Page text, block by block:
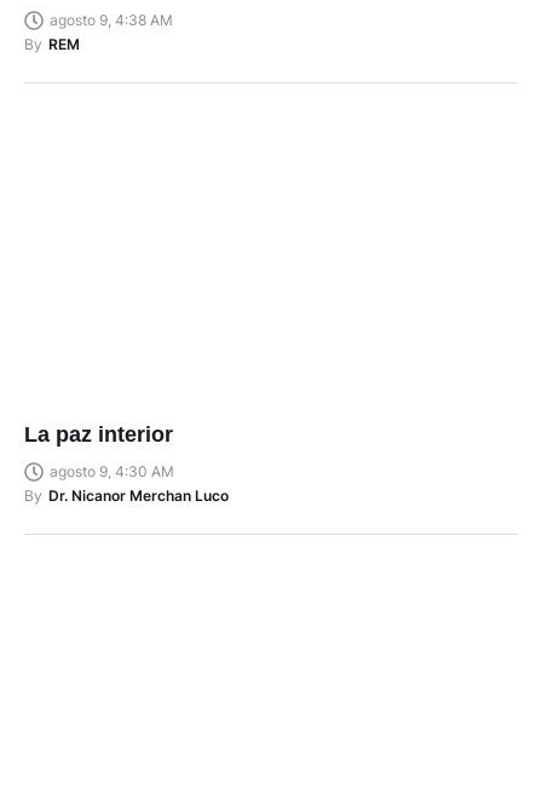
agosto 9, 4:38 AM
By REM
La paz interior
agosto 9, 4:30 AM
By Dr. Nicanor Merchan Luco